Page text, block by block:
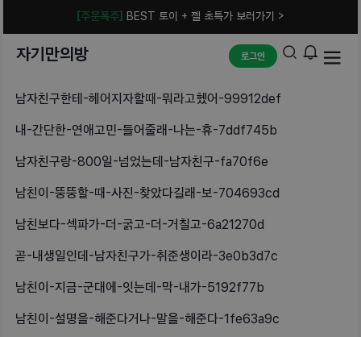
[주문폭주] BEST 토이 + 젤 초특가 보러가기 >
자기만의방 로그인
남자친구한테-헤어지자할때-뭐라고헸어-99912def
내-간단한-연애고민-들어줄래-나는-휴-7ddf745b
남자친구랑-800일-넘었는데-남자친구-fa70f6e
남친이-뚱뚱할-때-사진-찾았다길래-보-704693cd
남친보다-섹파가-더-굵고-더-거칠고-6a21270d
곧-내생일인데-남자친구가-취준생이라-3e0b3d7c
남친이-지금-군대에-잇는데-막-내가-5192f77b
남친이-설명을-해준다거나-말을-해준다-1fe63a9c